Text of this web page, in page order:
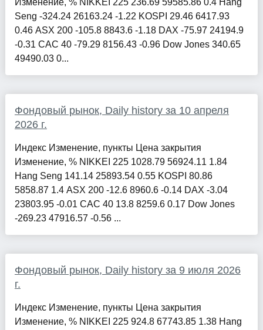
Изменение, % NIKKEI 225 236.69 59585.86 0.4 Hang
Seng -324.24 26163.24 -1.22 KOSPI 29.46 6417.93
0.46 ASX 200 -105.8 8843.6 -1.18 DAX -75.97 24194.9
-0.31 CAC 40 -79.29 8156.43 -0.96 Dow Jones 340.65
49490.03 0...
Фондовый рынок, Daily history за 10 апреля
2026 г.
Индекс Изменение, пункты Цена закрытия
Изменение, % NIKKEI 225 1028.79 56924.11 1.84
Hang Seng 141.14 25893.54 0.55 KOSPI 80.86
5858.87 1.4 ASX 200 -12.6 8960.6 -0.14 DAX -3.04
23803.95 -0.01 CAC 40 13.8 8259.6 0.17 Dow Jones
-269.23 47916.57 -0.56 ...
Фондовый рынок, Daily history за 9 июля 2026
г.
Индекс Изменение, пункты Цена закрытия
Изменение, % NIKKEI 225 924.8 67743.85 1.38 Hang